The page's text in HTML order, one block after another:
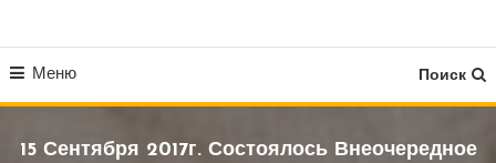
КСОЗ ПРИ КАБИНЕТЕ
МИНИСТРОВ КР
Меню Поиск
15 Сентября 2017г. Состоялось Внеочередное